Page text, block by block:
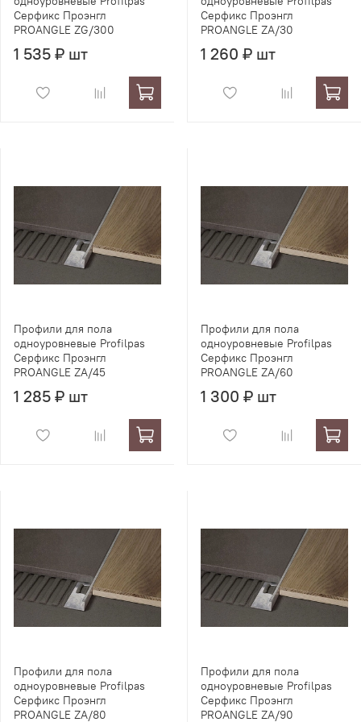
Серфикс Проэнгл
PROANGLE ZG/300
1 535 ₽ шт
Серфикс Проэнгл
PROANGLE ZA/30
1 260 ₽ шт
Профили для пола
одноуровневые Profilpas
Серфикс Проэнгл
PROANGLE ZA/45
1 285 ₽ шт
Профили для пола
одноуровневые Profilpas
Серфикс Проэнгл
PROANGLE ZA/60
1 300 ₽ шт
Профили для пола
одноуровневые Profilpas
Серфикс Проэнгл
PROANGLE ZA/80
Профили для пола
одноуровневые Profilpas
Серфикс Проэнгл
PROANGLE ZA/90